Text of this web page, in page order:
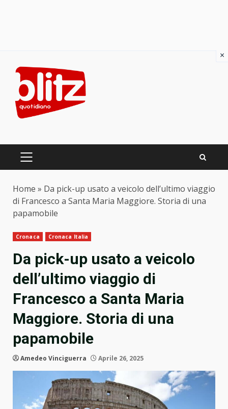
content
PRIMARY
Home » Da pick-up usato a veicolo dell’ultimo viaggio
di Francesco a Santa Maria Maggiore. Storia di una
papamobile
Cronaca Cronaca Italia
Da pick-up usato a veicolo
dell’ultimo viaggio di
Francesco a Santa Maria
Maggiore. Storia di una
papamobile
Amedeo Vinciguerra Aprile 26, 2025
×